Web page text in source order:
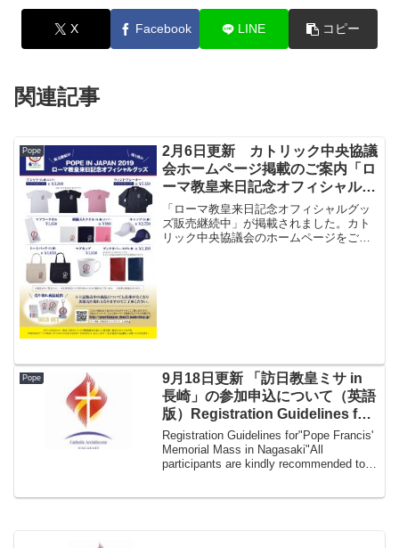
X Facebook LINE コピー
関連記事
Pope
2月6日更新 カトリック中央協議
会ホームページ掲載のご案内「ロ
ーマ教皇来日記念オフィシャルグ
ッズ販売継続中」
「ローマ教皇来日記念オフィシャルグッ
ズ販売継続中」が掲載されました。カト
リック中央協議会のホームページをご案
Pope
9月18日更新 「訪日教皇ミサ in
長崎」の参加申込について（英語
版）Registration Guidelines for
“Pope Francis’ Memorial Mass
in Nagasaki”
Registration Guidelines for"Pope Francis'
Memorial Mass in Nagasaki"All
participants are kindly recommended to